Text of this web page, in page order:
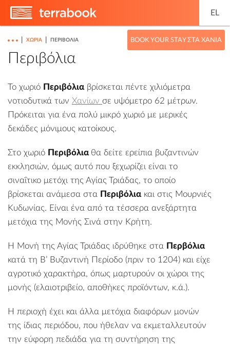
EL
BOOK YOUR STAY ΣΤΑ ΧΑΝΙΆ
ΧΩΡΙΆ ΠΕΡΙΒΌΛΙΑ
Περιβόλια
Το χωριό Περιβόλιαβρίσκεται πέντε χιλιόμετρα
νοτιοδυτικά των Χανίων σε υψόμετρο 62 μέτρων.
Πρόκειται για ένα πολύ μικρό χωριό με μερικές
δεκάδες μόνιμους κατοίκους.
Στο χωριό Περιβόλια θα δείτε ερείπια βυζαντινών
εκκλησιών, όμως αυτό που ξεχωρίζει είναι το
σιναΐτικο μετόχι της Αγίας Τριάδας, το οποίο
βρίσκεται ανάμεσα στα Περιβόλιακαι στις Μουρνιές
Κυδωνίας. Είναι ένα από τα τέσσερα ανεξάρτητα
μετόχια της Μονής Σινά στην Κρήτη.
Η Μονή της Αγίας Τριάδας ιδρύθηκε στα Περβόλια
κατά τη Β’ Βυζαντινή Περίοδο (πριν το 1204) και είχε
αγροτικό χαρακτήρα, όπως μαρτυρούν οι χώροι της
μονής (ελαιοτριβείο, αποθήκες προϊόντων, κ.ά.).
Η περιοχή έχει και άλλα μετόχια διαφόρων μονών
της ίδιας περιόδου, που ήθελαν να εκμεταλλευτούν
την εύφορη πεδιάδα για τη συντήρηση της